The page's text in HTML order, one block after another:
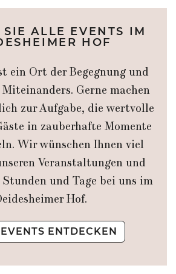
SIE ALLE EVENTS IM
HOF
ein Ort der Begegnung und
Miteinanders. Gerne machen
zur Aufgabe, die wertvolle
in zauberhafte Momente
Wir wünschen Ihnen viel
Veranstaltungen und
und Tage bei uns im
Hof.
ENTDECKEN